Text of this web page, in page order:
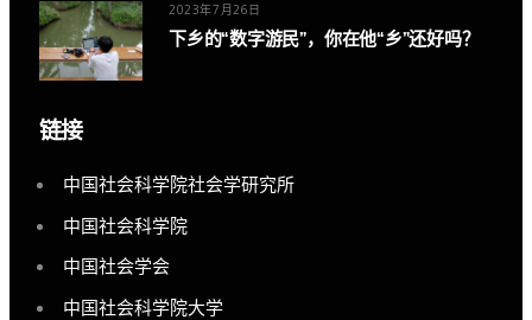
2023年7月26日
下乡的“数字游民”，你在他“乡”还好吗？
链接
中国社会科学院社会学研究所
中国社会科学院
中国社会学会
中国社会科学院大学